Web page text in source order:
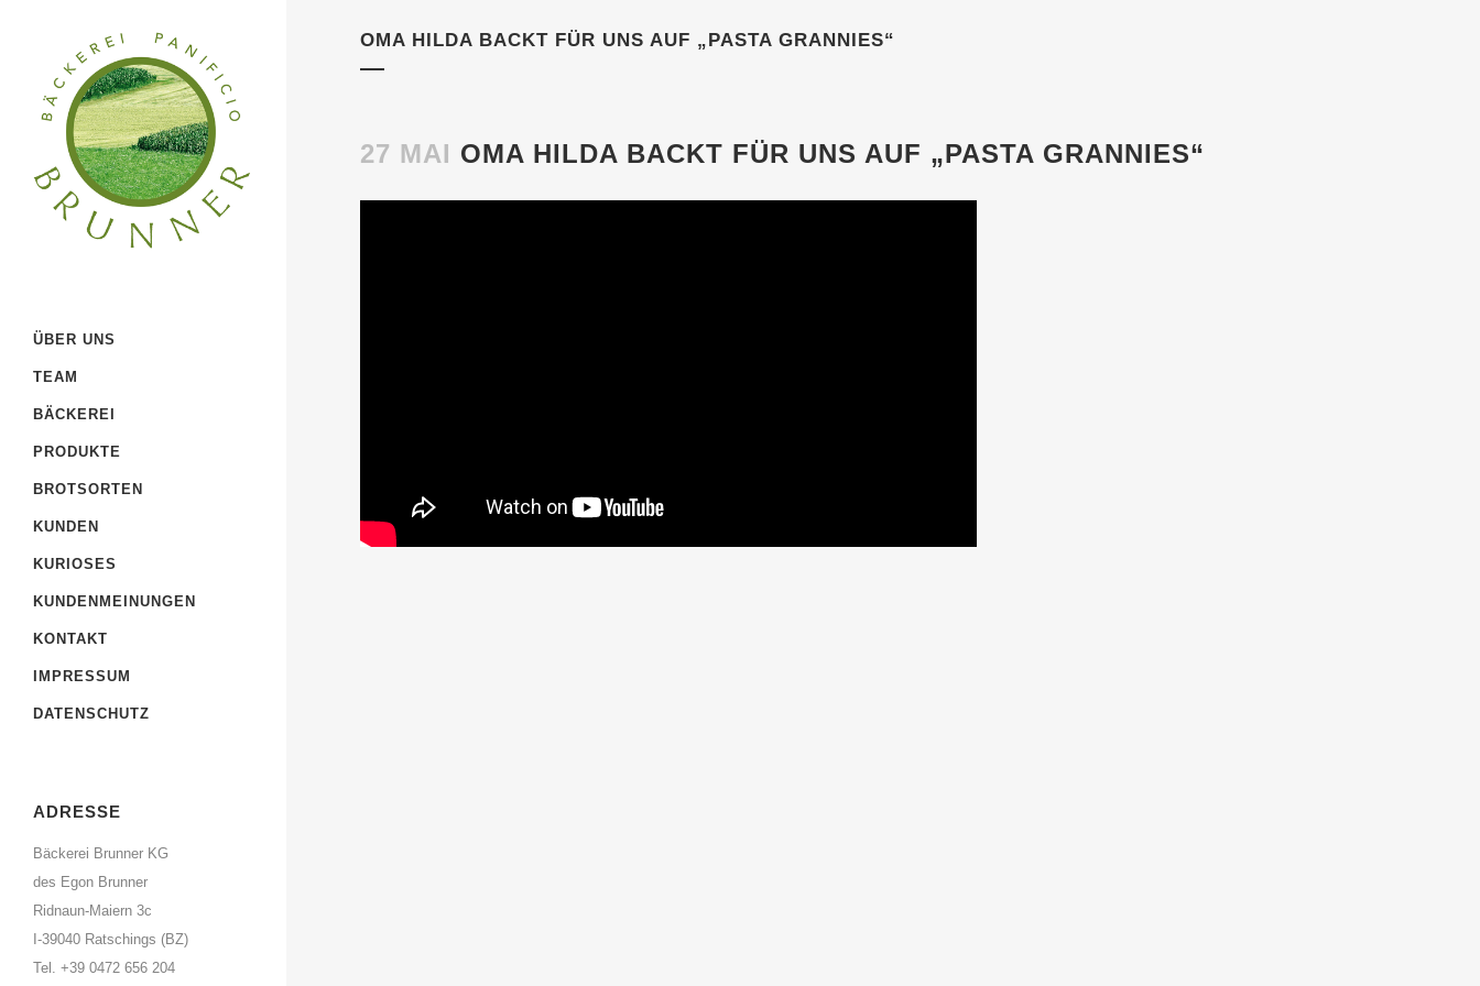
ÜBER UNS
TEAM
BÄCKEREI
PRODUKTE
BROTSORTEN
KUNDEN
KURIOSES
KUNDENMEINUNGEN
KONTAKT
IMPRESSUM
DATENSCHUTZ
ADRESSE
Bäckerei Brunner KG
des Egon Brunner
Ridnaun-Maiern 3c
I-39040 Ratschings (BZ)
Tel. +39 0472 656 204
OMA HILDA BACKT FÜR UNS AUF „PASTA GRANNIES“
27 MAI OMA HILDA BACKT FÜR UNS AUF „PASTA GRANNIES“